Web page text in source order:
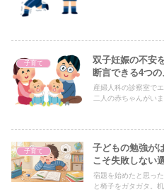
子育て
双子妊娠の不安
断言できる4つの
産婦人科の診察室で
二人の赤ちゃんがい
子育て
子どもの勉強が
こそ失敗しない
宿題を始めたと思っ
と椅子をガタガタ。